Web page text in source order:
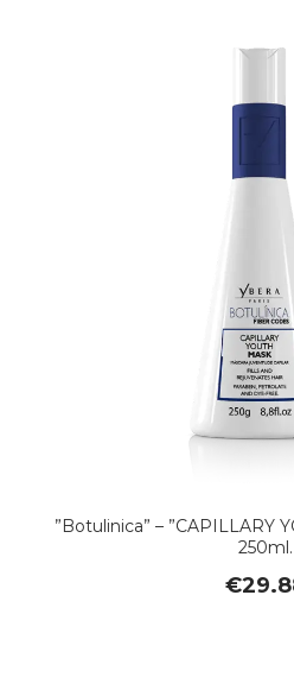
”Botulinica” – ”CAPILLARY
250ml.
€